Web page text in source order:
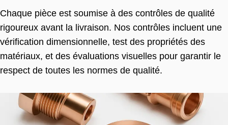
Chaque pièce est soumise à des contrôles de qualité
rigoureux avant la livraison. Nos contrôles incluent une
vérification dimensionnelle, test des propriétés des
matériaux, et des évaluations visuelles pour garantir le
respect de toutes les normes de qualité.